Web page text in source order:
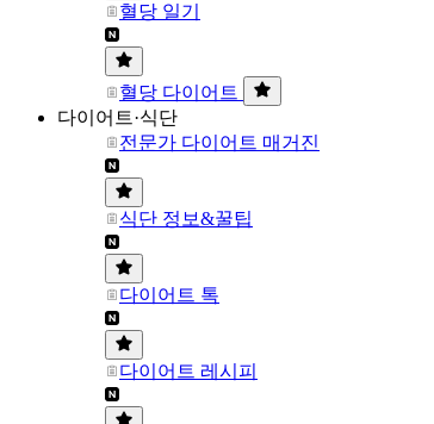
혈당 일기
혈당 다이어트
다이어트·식단
전문가 다이어트 매거진
식단 정보&꿀팁
다이어트 톡
다이어트 레시피